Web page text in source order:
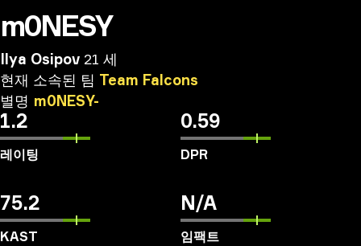
m0NESY
Ilya Osipov 21 세
현재 소속된 팀 Team Falcons
별명 m0NESY-
1.2
레이팅
0.59
DPR
75.2
KAST
N/A
임팩트